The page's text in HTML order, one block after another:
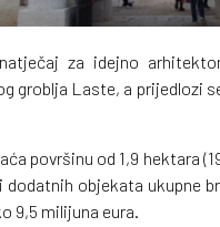
za idejno
groblja Laste, a prijedlozi
površinu od 1,9 hektara
objekata ukupne
9,5 milijuna eura.